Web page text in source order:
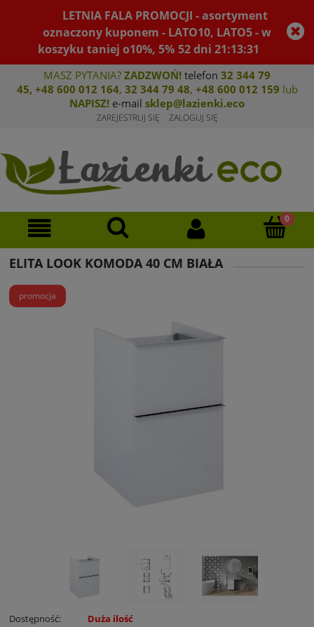
LETNIA FALA PROMOCJI - asortyment
oznaczony kuponem - LATO10, LATO5 - w
koszyku taniej o10%, 5% 52dni21:13:31
MASZ PYTANIA? ZADZWOŃ! telefon 32 344 79
45, +48 600 012 164, 32 344 79 48, +48 600 012 159 lub
NAPISZ! e-mail sklep@lazienki.eco
ZAREJESTRUJ SIĘ ZALOGUJ SIĘ
ELITA LOOK KOMODA 40 CM BIAŁA
promocja
Dostępność:
Duża ilość